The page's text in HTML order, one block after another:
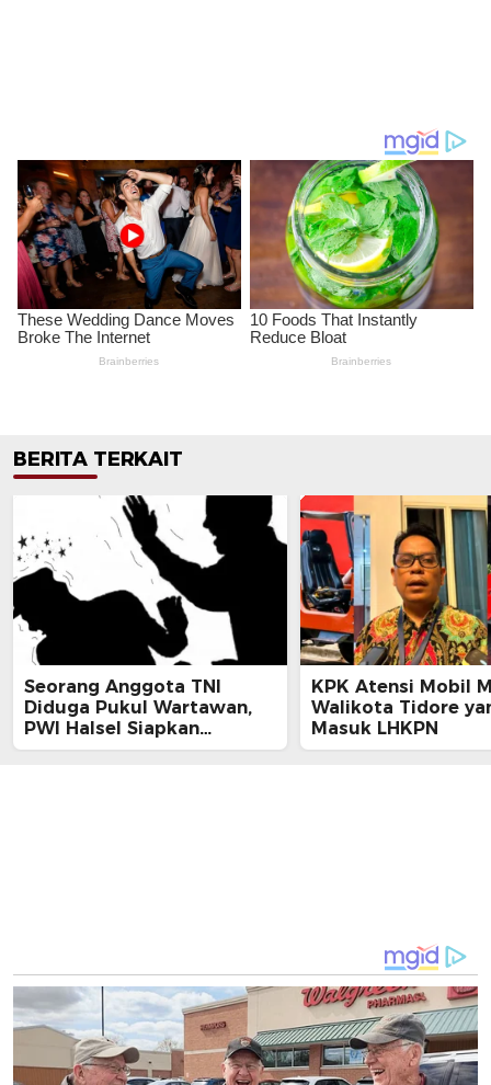
BERITA TERKAIT
Seorang Anggota TNI
Diduga Pukul Wartawan,
PWI Halsel Siapkan
Langkah Hukum
KPK Atensi Mobil
Walikota Tidore
Masuk LHKPN